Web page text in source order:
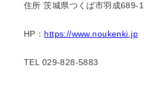
住所 茨城県つくば市羽成689-1
HP： https://www.noukenki.jp
TEL 029-828-5883